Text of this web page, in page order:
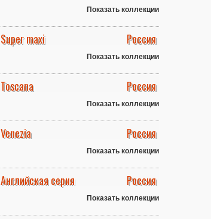
Показать коллекции
Super maxi Россия
Показать коллекции
Toscana Россия
Показать коллекции
Venezia Россия
Показать коллекции
Английская серия Россия
Показать коллекции